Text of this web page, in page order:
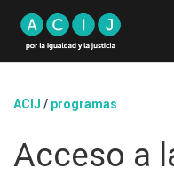
ACIJ / programas
Acceso a